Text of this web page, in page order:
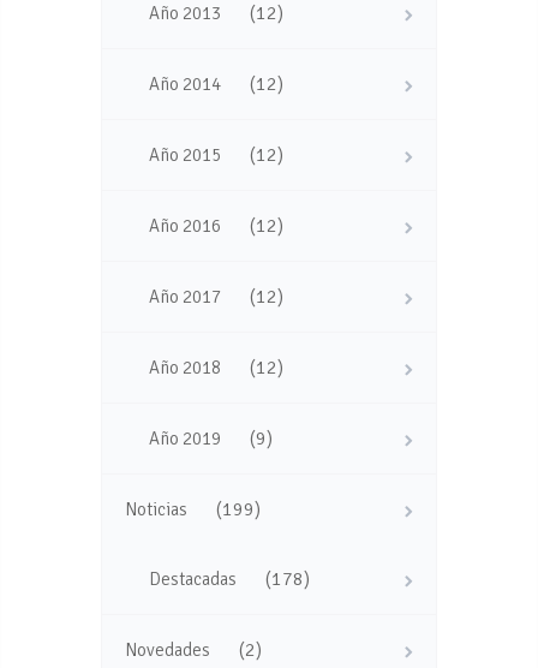
Año 2013 (12)
Año 2014 (12)
Año 2015 (12)
Año 2016 (12)
Año 2017 (12)
Año 2018 (12)
Año 2019 (9)
Noticias (199)
Destacadas (178)
Novedades (2)